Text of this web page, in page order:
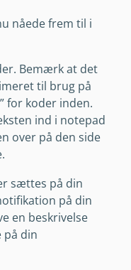
nåede frem til i
Bemærk at det
til brug på
for koder inden.
ind i notepad
over på den side
sættes på din
på din
en beskrivelse
på din